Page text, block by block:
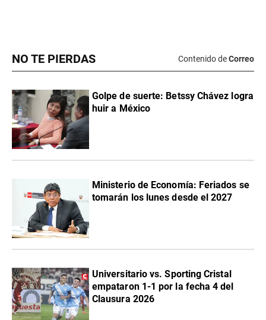
NO TE PIERDAS Contenido deCorreo
Golpe de suerte: Betssy Chávez logra
huir a México
Ministerio de Economía: Feriados se
tomarán los lunes desde el 2027
Universitario vs. Sporting Cristal
empataron 1-1 por la fecha 4 del
Clausura 2026